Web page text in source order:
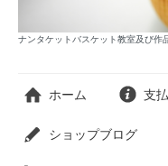
ナンタケットバスケット教室及び作
ホーム 支
ショップブログ